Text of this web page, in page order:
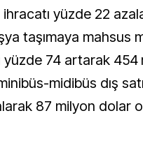
yüzde 22
taşımaya mahsus
yüzde 74 artarak 454
midibüs dış
87 milyon dolar